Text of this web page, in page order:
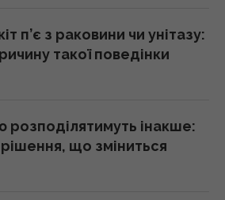
на автомобілі:
предмет у салоні, що
2026
вижити, а не перемогти":
п’є з раковини чи унітазу:
такої поведінки
розподілятимуть інакше:
що зміниться